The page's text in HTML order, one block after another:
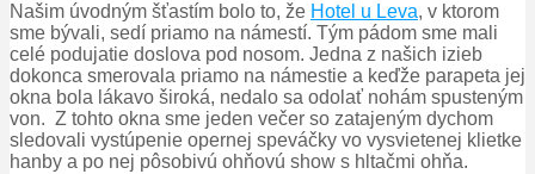
Našim úvodným šťastím bolo to, že Hotel u Leva, v ktorom
sme bývali, sedí priamo na námestí. Tým pádom sme mali
celé podujatie doslova pod nosom. Jedna z našich izieb
dokonca smerovala priamo na námestie a keďže parapeta jej
okna bola lákavo široká, nedalo sa odolať nohám spusteným
von. Z tohto okna sme jeden večer so zatajeným dychom
sledovali vystúpenie opernej speváčky vo vysvietenej klietke
hanby a po nej pôsobivú ohňovú show s hltačmi ohňa.